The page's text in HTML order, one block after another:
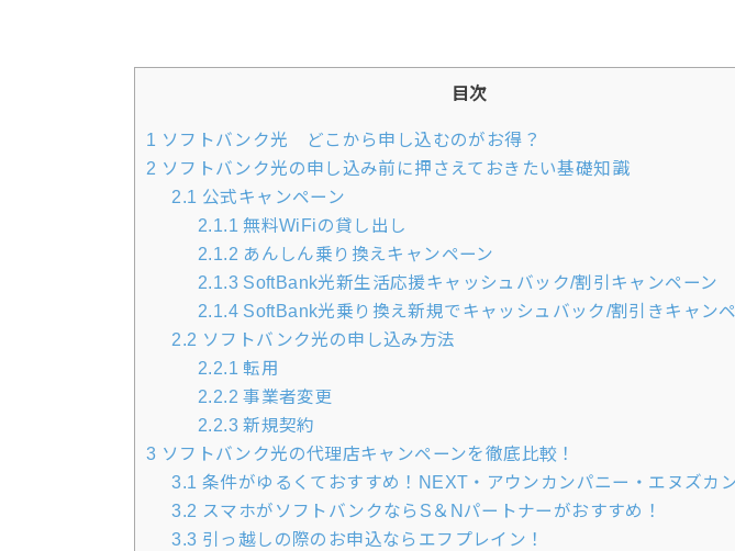
目次
1 ソフトバンク光 どこから申し込むのがお得？
2 ソフトバンク光の申し込み前に押さえておきたい基礎知識
2.1 公式キャンペーン
2.1.1 無料WiFiの貸し出し
2.1.2 あんしん乗り換えキャンペーン
2.1.3SoftBank光新生活応援キャッシュバック/割引キャンペーン
2.1.4SoftBank光乗り換え新規でキャッシュバック/割引きキャン
2.2 ソフトバンク光の申し込み方法
2.2.1 転用
2.2.2 事業者変更
2.2.3新規契約
3 ソフトバンク光の代理店キャンペーンを徹底比較！
3.1 条件がゆるくておすすめ！NEXT・アウンカンパニー・エヌズカ
3.2 スマホがソフトバンクならS＆Nパートナーがおすすめ！
3.3 引っ越しの際のお申込ならエフプレイン！